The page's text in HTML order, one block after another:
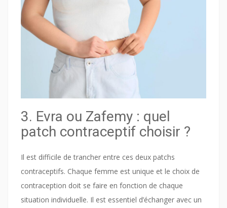
3. Evra ou Zafemy : quel
patch contraceptif choisir ?
Il est difficile de trancher entre ces deux patchs
contraceptifs. Chaque femme est unique et le choix de
contraception doit se faire en fonction de chaque
situation individuelle. Il est essentiel d’échanger avec un